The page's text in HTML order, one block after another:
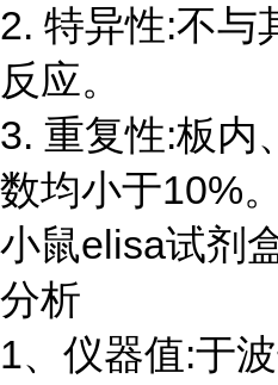
2. 特异性:不与
反应。
3. 重复性:板内
数均小于10%。
小鼠elisa试剂
分析
1、仪器值:于